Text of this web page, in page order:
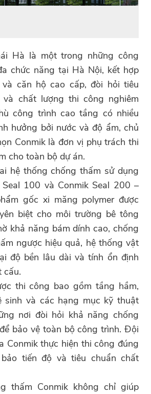
Hà là một trong những công
chức năng tại Hà Nội, kết hợp
căn hộ cao cấp, đòi hỏi tiêu
chất lượng thi công nghiêm
công trình cao tầng có nhiều
hưởng bởi nước và độ ẩm, chủ
Conmik là đơn vị phụ trách thi
cho toàn bộ dự án.
hệ thống chống thấm sử dụng
100 và Conmik Seal 200 –
gốc xi măng polymer được
biệt cho môi trường bê tông
khả năng bám dính cao, chống
ngược hiệu quả, hệ thống vật
độ bền lâu dài và tính ổn định
cấu.
thi công bao gồm tầng hầm,
sinh và các hạng mục kỹ thuật
nơi đòi hỏi khả năng chống
bảo vệ toàn bộ công trình. Đội
Conmik thực hiện thi công đúng
tiến độ và tiêu chuẩn chất
thấm Conmik không chỉ giúp